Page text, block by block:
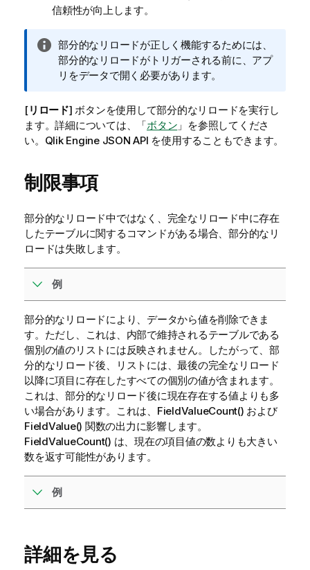
信頼性が向上します。
情
報
メ
部分的なリロードが正しく機能するためには、
部分的なリロードがトリガーされる前に、アプ
リをデータで開く必要があります。
[リロード] ボタンを使用して部分的なリロードを実行し
ます。詳細については、「ボタン 」を参照してくださ
い。 Qlik Engine JSON API を使用することもできます。
制限事項
部分的なリロード中ではなく、完全なリロード中に存在
したテーブルに関するコマンドがある場合、部分的なリ
ロードは失敗します。
例
部分的なリロードにより、データから値を削除できま
す。ただし、これは、内部で維持されるテーブルである
個別の値のリストには反映されません。したがって、部
分的なリロード後、リストには、最後の完全なリロード
以降に項目に存在したすべての個別の値が含まれます。
これは、部分的なリロード後に現在存在する値よりも多
い場合があります。これは、FieldValueCount() および
FieldValue() 関数の出力に影響します。
FieldValueCount() は、現在の項目値の数よりも大きい
数を返す可能性があります。
例
詳細を見る